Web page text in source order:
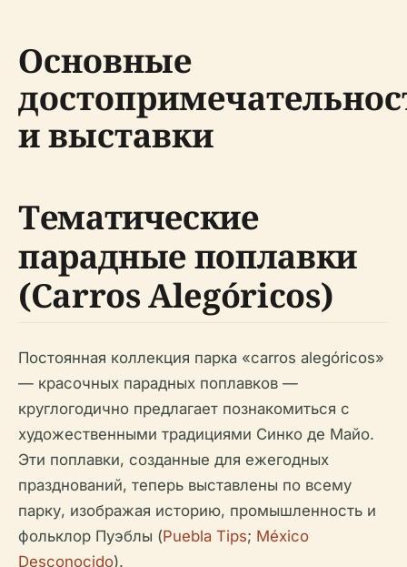
Основные
и выставки
Тематические
парадные поплавки
(Carros Alegóricos)
Постоянная коллекция парка «carros alegóricos»
— красочных парадных поплавков —
круглогодично предлагает познакомиться с
художественными традициями Синко де Майо.
Эти поплавки, созданные для ежегодных
празднований, теперь выставлены по всему
парку, изображая историю, промышленность и
фольклор Пуэблы (Puebla Tips; México
Desconocido).